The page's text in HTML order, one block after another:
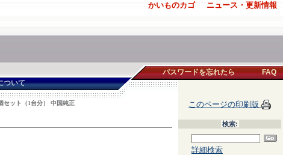
かいものカゴ ニュース・更新情報
ついて
パスワードを忘れたら FAQ
ット（1台分） 中国純正 このページの印刷版
検索:
詳細検索